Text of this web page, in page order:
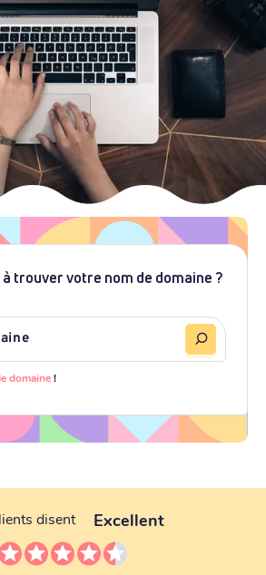
trouver votre nom de domaine ?
domaine!
disent Excellent